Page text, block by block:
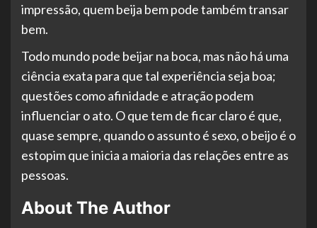
impressão, quem beija bem pode também transar
bem.
Todo mundo pode beijar na boca, mas não há uma
ciência exata para que tal experiência seja boa;
questões como afinidade e atração podem
influenciar o ato. O que tem de ficar claro é que,
quase sempre, quando o assunto é sexo, o beijo é o
estopim que inicia a maioria das relações entre as
pessoas.
About The Author